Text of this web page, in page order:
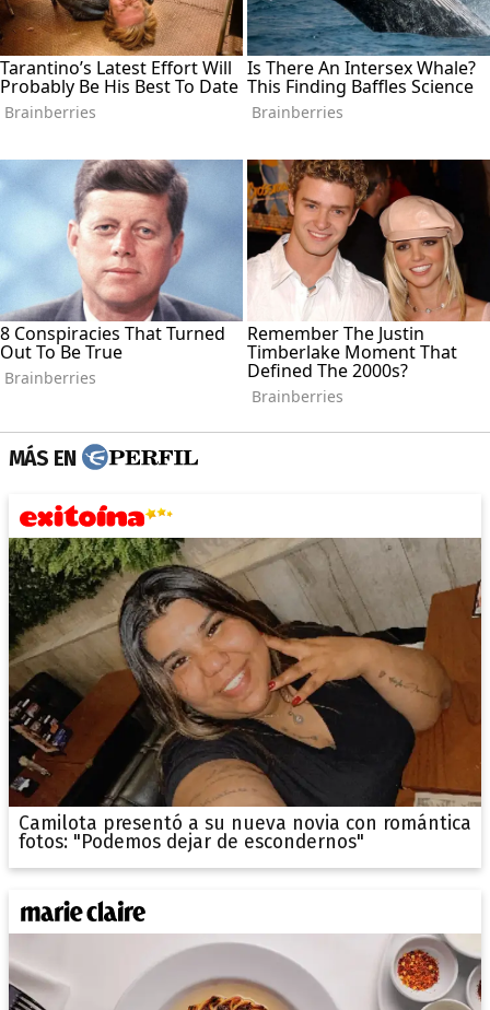
MÁS EN
Camilota presentó a su nueva novia con romántica
fotos: "Podemos dejar de escondernos"